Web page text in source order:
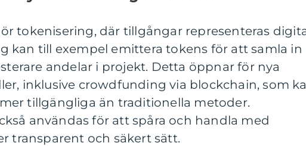
tokenisering, där tillgångar representeras
kan till exempel emittera tokens för att samla in
andelar i projekt. Detta öppnar för nya
inklusive crowdfunding via blockchain, som
tillgängliga än traditionella metoder.
användas för att spåra och handla med
transparent och säkert sätt.